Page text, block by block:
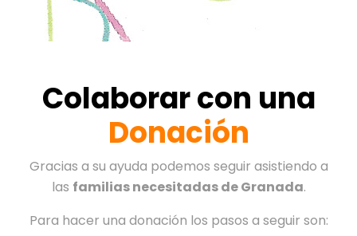
Colaborar con una
Donación
Gracias a su ayuda podemos seguir asistiendo a
las familias necesitadas de Granada.
Para hacer una donación los pasos a seguir son: